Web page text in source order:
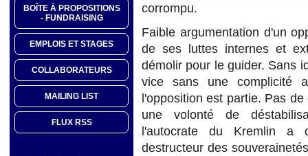
BOÎTE À PROPOSITIONS
- FUNDRAISING
EMPLOIS ET STAGES
COLLABORATEURS
MAILING LIST
FLUX RSS
corrompu.
Faible argumentation d'un
de ses luttes internes et
démolir pour le guider. Sans
vice sans une complicité
l'opposition est partie. Pas
une volonté de
l'autocrate du Kremlin a
destructeur des